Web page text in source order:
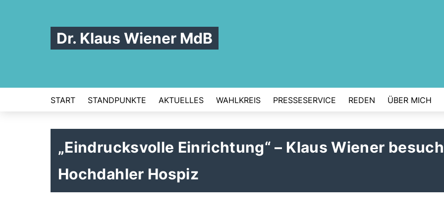
Dr. Klaus Wiener MdB
START STANDPUNKTE AKTUELLES WAHLKREIS PRESSESERVICE REDEN ÜBER MICH
Eindrucksvolle Einrichtung“ – Klaus Wiener
Hochdahler Hospiz